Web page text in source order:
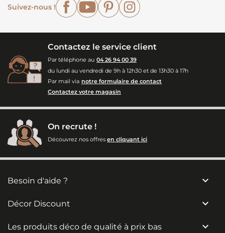
Suivez-nous !
Contactez le service client
Par téléphone au 04 26 94 00 39
du lundi au vendredi de 9h à 12h30 et de 13h30 à 17h
Par mail via notre formulaire de contact
Contactez votre magasin
On recrute !
Découvrez nos offres en cliquant ici
Besoin d'aide ? 
Décor Discount 
Les produits déco de qualité à prix bas 